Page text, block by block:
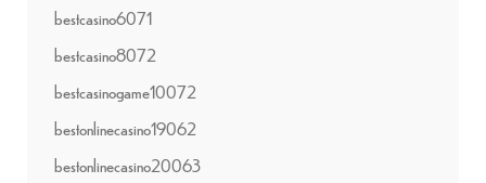
bestcasino6071
bestcasino8072
bestcasinogame10072
bestonlinecasino19062
bestonlinecasino20063